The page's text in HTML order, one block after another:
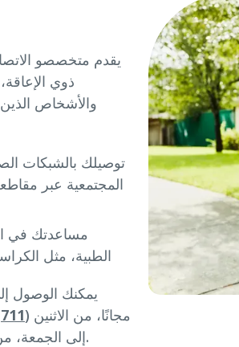
يقدم متخصصو
ذوي
توصيلك بالشبكات
المجتمعية عبر
مساعدتك في
الطبية، مثل
يمكنك الوصول
711) مجانًا، من الاثنين
إلى الجمعة، من 8 صباحًا حتى 5:30 مساءً. لدينا موظفين يتحدثون لغتك.